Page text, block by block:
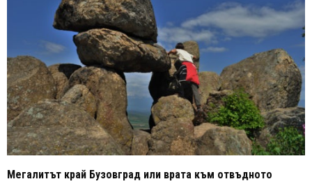
Мегалитът край Бузовград или врата към отвъдното